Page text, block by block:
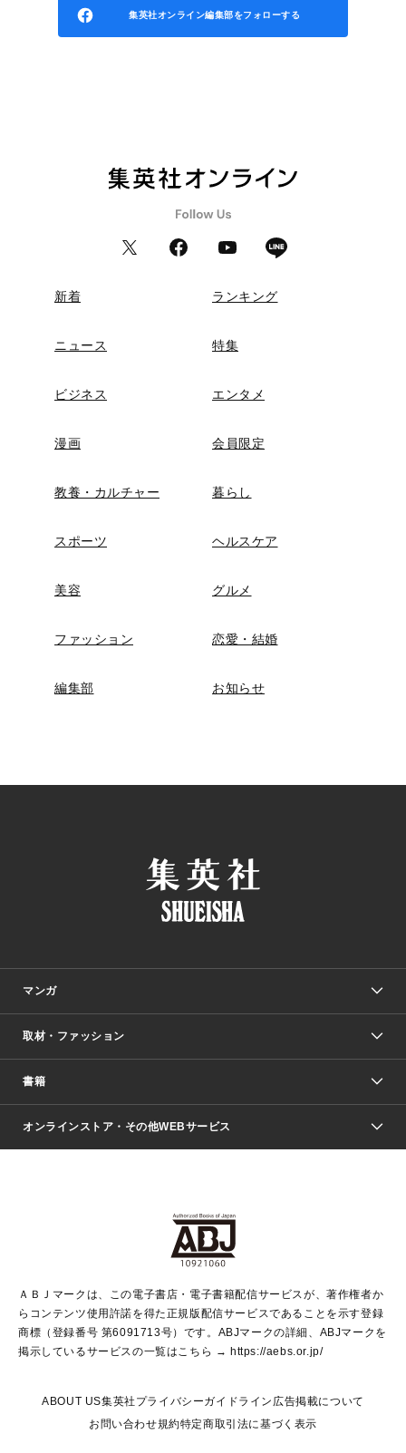
集英社オンライン編集部をフォローする
新着 ランキング
ニュース 特集
ビジネス エンタメ
漫画 会員限定
教養・カルチャー 暮らし
スポーツ ヘルスケア
美容 グルメ
ファッション 恋愛・結婚
編集部 お知らせ
マンガ
少年マンガ
Vジャンプ
ジャンプルーキー！
ジャンプTOON
S-MANGA
集英社ジャンプリミックス
集英社コミック文庫
週刊ヤングジャンプ
ウルトラジャンプ
少女マンガ
リマコミ＋
マンガMeets
月刊オフィスユー
取材・ファッション
Seventeen
LEE
Marisol
T JAPAN:The New York Times Style Magazine
芸能・情報・スポーツ
パラスポ＋！
書籍
文芸・文庫・総合
青春と読書
アジア人物史
集英社新書
集英社新書プラス
よみタイ
ライトノベル・ノベライズ
集英社Webマガジン Cobalt
集英社オレンジ文庫
シフォン文庫
JUMP j BOOKS
集英社みらい文庫
S-KIDS.LAND
オンラインストア・その他WEBサービス
SHUEISHA MANGA-ART HERITAGE
HAPPY PLUS STORE
shueisha vox
SHOP Marisol
EDITOR'S LAB
ＡＢＪマークは、この電子書店・電子書籍配信サービスが、著作権者か
らコンテンツ使用許諾を得た正規版配信サービスであることを示す登録
商標（登録番号 第6091713号）です。ABJマークの詳細、ABJマークを
掲示しているサービスの一覧はこちら → https://aebs.or.jp/
ABOUT US集英社プライバシーガイドライン 広告掲載について
お問い合わせ規約特定商取引法に基づく表示